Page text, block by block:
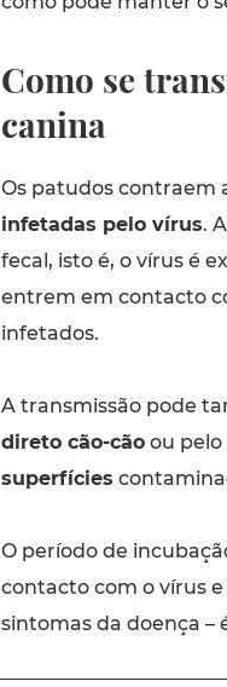
Como se
canina
Os patudos contraem
infetadas pelo vírus.
fecal, isto é, o vírus é
entrem em contacto
infetados.
A transmissão pode
direto cão-cãoou pelo
superfícies
O período de
contacto com o vírus
sintomas da doença –